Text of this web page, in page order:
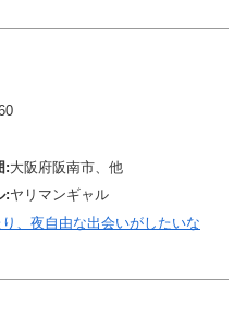
:大阪府阪南市、他
:ヤリマンギャル
、夜自由な出会いがしたいな